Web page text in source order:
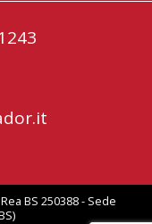
BS 250388 - Sede